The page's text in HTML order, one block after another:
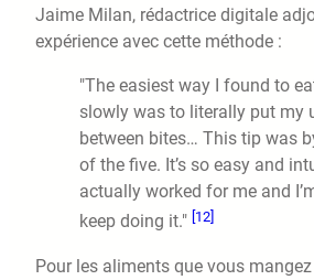
Jaime Milan, rédactrice digitale
expérience avec cette méthode :
"The easiest way I found to
slowly was to literally put my
between bites… This tip was
of the five. It’s so easy and
actually worked for me and
keep doing it." [12]
Pour les aliments que vous